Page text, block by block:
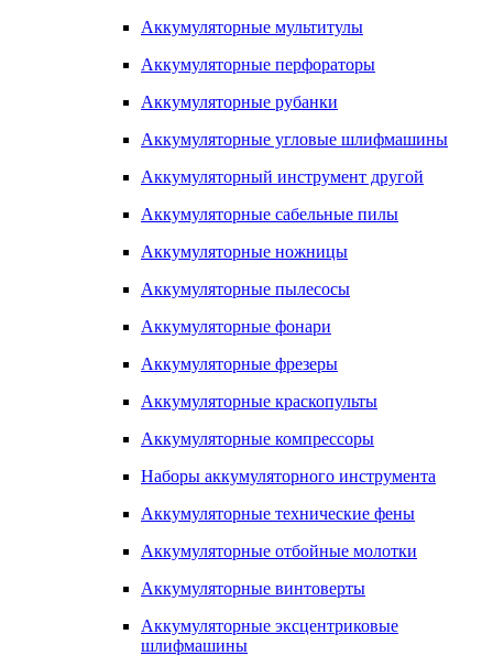
Аккумуляторные мультитулы
Аккумуляторные перфораторы
Аккумуляторные рубанки
Аккумуляторные угловые шлифмашины
Аккумуляторный инструмент другой
Аккумуляторные сабельные пилы
Аккумуляторные ножницы
Аккумуляторные пылесосы
Аккумуляторные фонари
Аккумуляторные фрезеры
Аккумуляторные краскопульты
Аккумуляторные компрессоры
Наборы аккумуляторного инструмента
Аккумуляторные технические фены
Аккумуляторные отбойные молотки
Аккумуляторные винтоверты
Аккумуляторные эксцентриковые
шлифмашины